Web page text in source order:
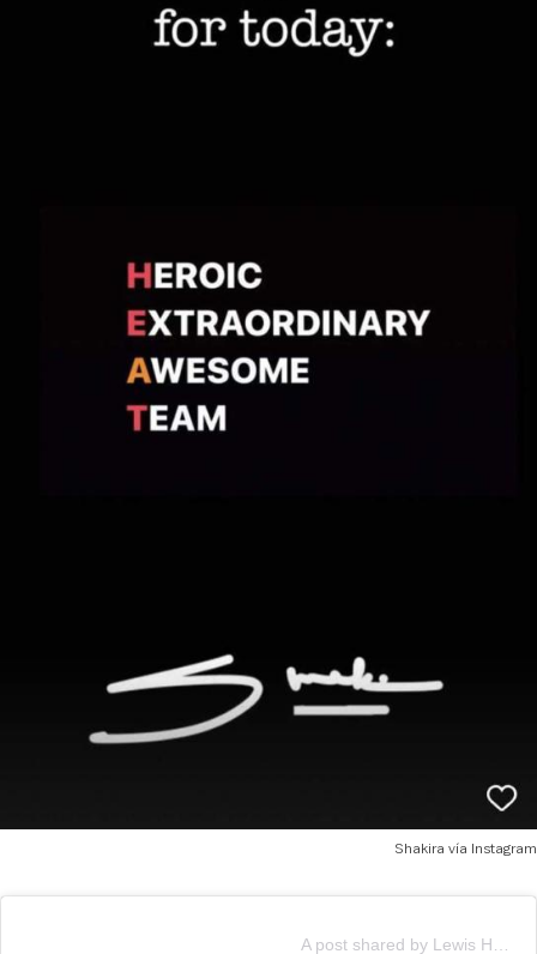
Shakira vía Instagram
A post shared by Lewis Hamilton (@lewishamilton)